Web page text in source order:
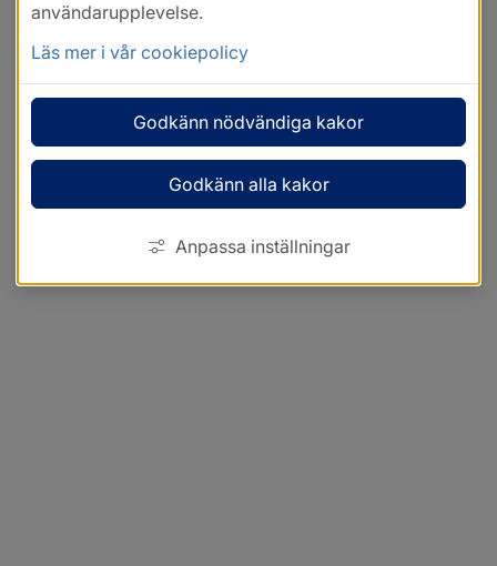
användarupplevelse.
Läs mer i vår cookiepolicy
Godkänn nödvändiga kakor
Godkänn alla kakor
Anpassa inställningar